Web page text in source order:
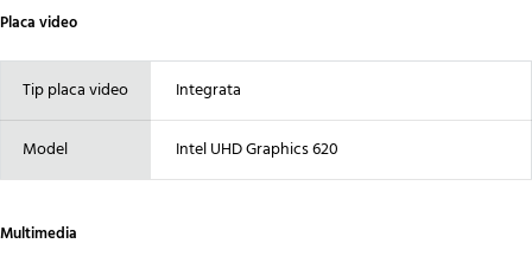
Placa video
Tip placa video Integrata
Model Intel UHD Graphics 620
Multimedia